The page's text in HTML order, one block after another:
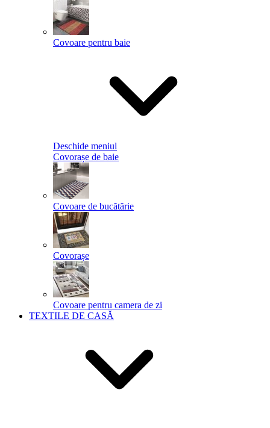
Covoare pentru baie
Deschide meniul
Covorașe de baie
Covoare de bucătărie
Covorașe
Covoare pentru camera de zi
TEXTILE DE CASĂ